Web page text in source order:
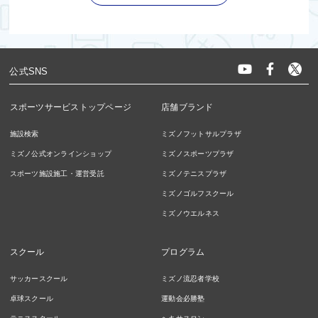
公式SNS
スポーツサービストップページ
施設検索
ミズノ公式オンラインショップ
スポーツ施設施工・運営受託
店舗ブランド
ミズノフットサルプラザ
ミズノスポーツプラザ
ミズノテニスプラザ
ミズノゴルフスクール
ミズノウエルネス
スクール
サッカースクール
卓球スクール
プログラム
ミズノ流忍者学校
運動会必勝塾